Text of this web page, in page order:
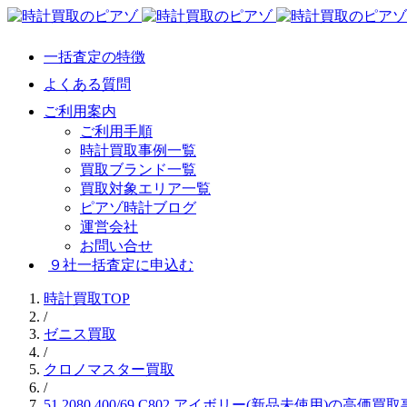
一括査定の特徴
よくある質問
ご利用案内
ご利用手順
時計買取事例一覧
買取ブランド一覧
買取対象エリア一覧
ピアゾ時計ブログ
運営会社
お問い合せ
９社一括査定に申込む
時計買取TOP
/
ゼニス買取
/
クロノマスター買取
/